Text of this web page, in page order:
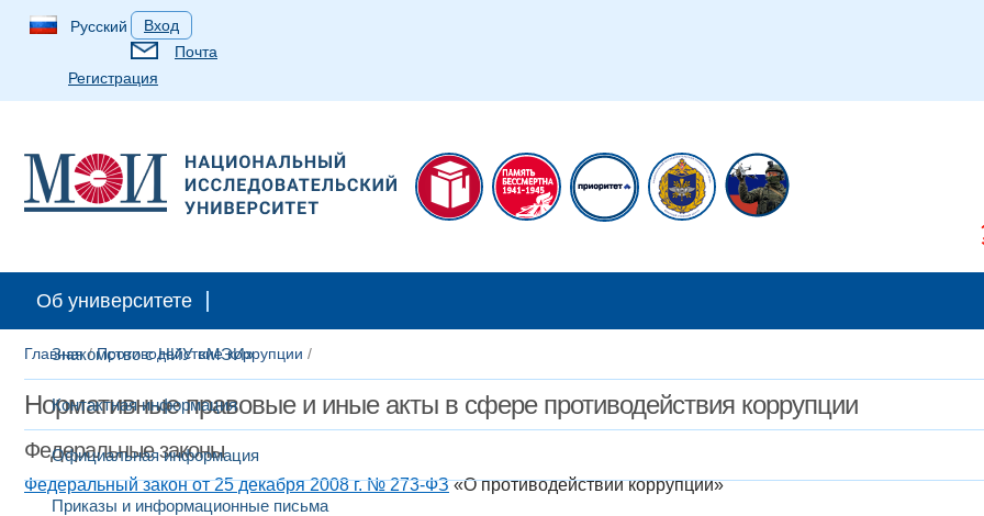
Русский
Вход
Почта
Регистрация
Студентам
Об университете
Знакомство с НИУ «МЭИ»
Контактная информация
Официальная информация
Приказы и информационные письма
Главная/Противодействие коррупции /
Нормативные правовые и иные акты в сфере противодействия коррупции
Федеральные законы
Федеральный закон от 25 декабря 2008 г. № 273-ФЗ«О противодействии коррупции»